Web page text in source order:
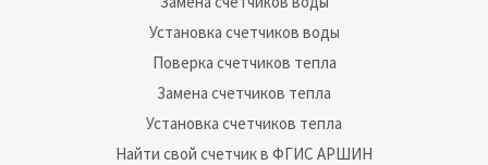
Установка счетчиков воды
Поверка счетчиков тепла
Замена счетчиков тепла
Установка счетчиков тепла
Найти свой счетчик в ФГИС АРШИН